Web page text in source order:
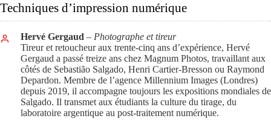
Techniques d’impression numérique
Hervé Gergaud – Photographe et tireur
Tireur et retoucheur aux trente-cinq ans d’expérience, Hervé
Gergaud a passé treize ans chez Magnum Photos, travaillant aux
côtés de Sebastião Salgado, Henri Cartier-Bresson ou Raymond
Depardon. Membre de l’agence Millennium Images (Londres)
depuis 2019, il accompagne toujours les expositions mondiales de
Salgado. Il transmet aux étudiants la culture du tirage, du
laboratoire argentique au post-traitement numérique.